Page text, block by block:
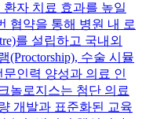
자 치료 효과를 높일
협약을 통해 병원 내 로
를 설립하고 국내외
(Proctorship), 수술 시뮬
인력 양성과 의료 인
놀로지스는 첨단 의료
개발과 표준화된 교육